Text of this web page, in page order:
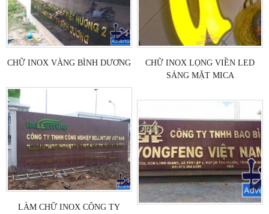
CHỮ INOX VÀNG BÌNH DƯƠNG
CHỮ INOX LỌNG VIỀN LED
SÁNG MẶT MICA
LÀM CHỮ INOX CÔNG TY